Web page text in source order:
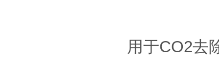
用于CO2去